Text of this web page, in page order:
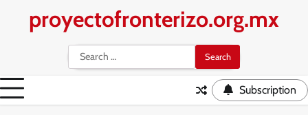
proyectofronterizo.org.mx
Search
for:
Subscription